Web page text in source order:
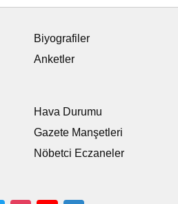
Biyografiler
Anketler
Hava Durumu
Gazete Manşetleri
Nöbetci Eczaneler